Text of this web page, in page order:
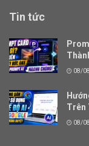
Tin tức
08/
Trên
08/